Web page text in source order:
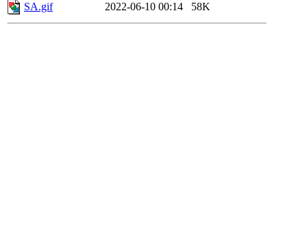
SA.gif
2022-06-10 00:14 58K